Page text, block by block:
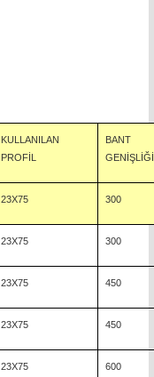
KULLANILAN
PROFİL
BANT
GENİŞLİĞİ
23X75 300
23X75 300
23X75 450
23X75 450
23X75 600